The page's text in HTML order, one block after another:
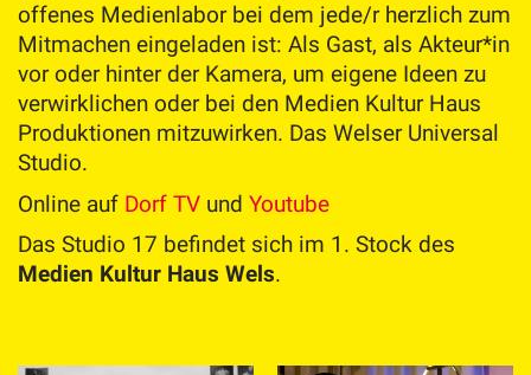
offenes Medienlabor bei dem jede/r herzlich zum
Mitmachen eingeladen ist: Als Gast, als Akteur*in
vor oder hinter der Kamera, um eigene Ideen zu
verwirklichen oder bei den Medien Kultur Haus
Produktionen mitzuwirken. Das Welser Universal
Studio.
Online auf Dorf TV und Youtube
Das Studio 17 befindet sich im 1. Stock des
Medien Kultur Haus Wels.